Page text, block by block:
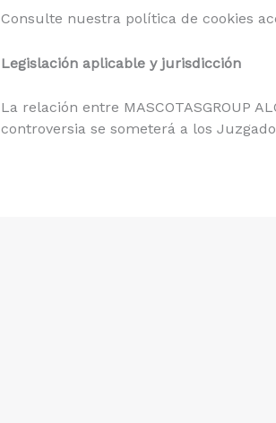
Consulte nuestra política de cookies
Legislación aplicable y jurisdicción
La relación entre MASCOTASGROUP
controversia se someterá a los